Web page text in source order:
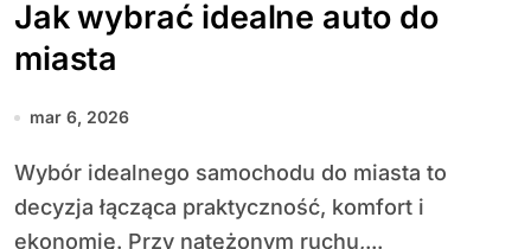
Jak wybrać idealne auto do
miasta
mar 6, 2026
Wybór idealnego samochodu do miasta to
decyzja łącząca praktyczność, komfort i
ekonomię. Przy natężonym ruchu,...